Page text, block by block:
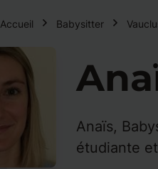
Accueil Babysitter
Anaïs,
étudiante